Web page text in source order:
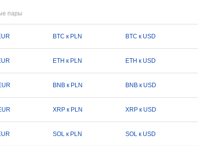
пары
BTC к PLN BTC к USD
ETH к PLN ETH к USD
BNB к PLN BNB к USD
XRP к PLN XRP к USD
SOL к PLN SOL к USD